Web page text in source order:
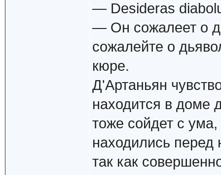
— Desideras
— Он сожалеет о
сожалейте о
кюре.
Д'Артаньян
находится в доме
тоже сойдет с
находились
так как